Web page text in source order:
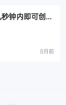
钟内即可创作
8月前